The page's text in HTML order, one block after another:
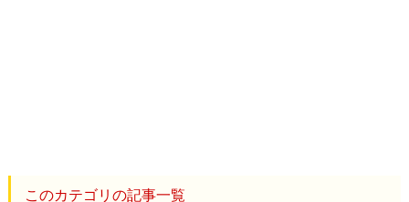
このカテゴリの記事一覧